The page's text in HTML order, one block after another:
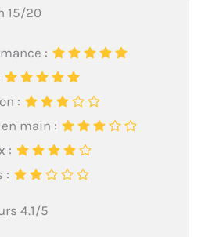
15/20
:
:
main :
:
:
4.1/5